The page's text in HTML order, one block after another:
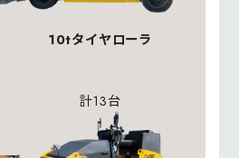
10tタイヤローラ
計13台